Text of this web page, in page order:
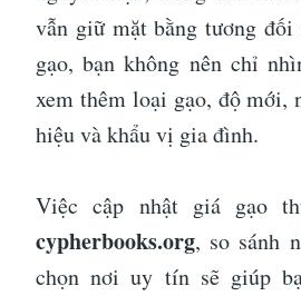
vẫn giữ mặt bằng tương
gạo, bạn không nên chỉ
xem thêm loại gạo, độ mới,
hiệu và khẩu vị gia đình.
Việc cập nhật giá gạo
cypherbooks.org, so sánh
chọn nơi uy tín sẽ giúp